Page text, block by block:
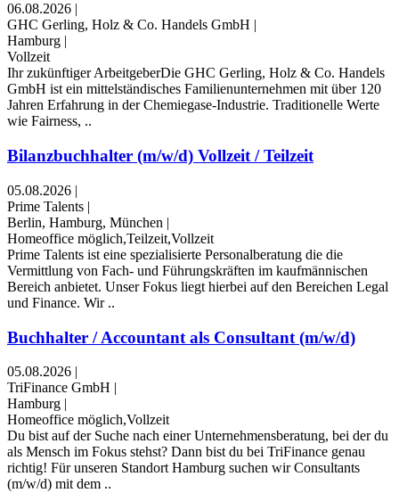
06.08.2026 |
GHC Gerling, Holz & Co. Handels GmbH |
Hamburg |
Vollzeit
Ihr zukünftiger ArbeitgeberDie GHC Gerling, Holz & Co. Handels
GmbH ist ein mittelständisches Familienunternehmen mit über 120
Jahren Erfahrung in der Chemiegase-Industrie. Traditionelle Werte
wie Fairness, ..
Bilanzbuchhalter (m/w/d) Vollzeit / Teilzeit
05.08.2026 |
Prime Talents |
Berlin, Hamburg, München |
Homeoffice möglich,Teilzeit,Vollzeit
Prime Talents ist eine spezialisierte Personalberatung die die
Vermittlung von Fach- und Führungskräften im kaufmännischen
Bereich anbietet. Unser Fokus liegt hierbei auf den Bereichen Legal
und Finance. Wir ..
Buchhalter / Accountant als Consultant (m/w/d)
05.08.2026 |
TriFinance GmbH |
Hamburg |
Homeoffice möglich,Vollzeit
Du bist auf der Suche nach einer Unternehmensberatung, bei der du
als Mensch im Fokus stehst? Dann bist du bei TriFinance genau
richtig! Für unseren Standort Hamburg suchen wir Consultants
(m/w/d) mit dem ..